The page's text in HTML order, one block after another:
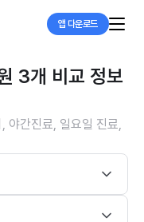
앱 다운로드
3개 비교 정보
야간진료, 일요일 진료,